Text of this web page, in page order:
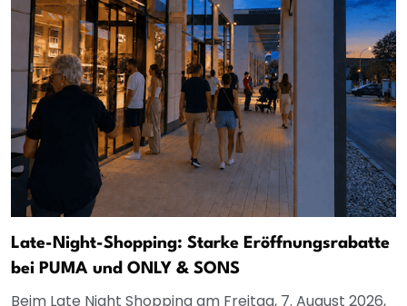
Late-Night-Shopping: Starke Eröffnungsrabatte
bei PUMA und ONLY & SONS
Beim Late Night Shopping am Freitag, 7. August 2026,